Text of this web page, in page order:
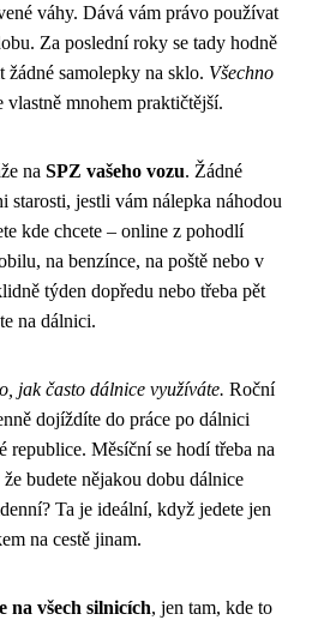
váhy. Dává vám právo používat
Za poslední roky se tady hodně
samolepky na sklo. Všechno
vlastně mnohem praktičtější.
na SPZ vašeho vozu. Žádné
starosti, jestli vám nálepka náhodou
kde chcete – online z pohodlí
na benzínce, na poště nebo v
týden dopředu nebo třeba pět
na dálnici.
jak často dálnice využíváte. Roční
dojíždíte do práce po dálnici
republice. Měsíční se hodí třeba na
budete nějakou dobu dálnice
Ta je ideální, když jedete jen
na cestě jinam.
na všech silnicích, jen tam, kde to